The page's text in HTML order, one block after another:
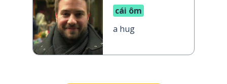
cái ôm
a hug